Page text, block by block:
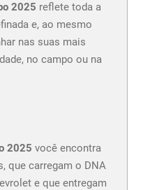
2025 reflete toda a
e, ao mesmo
nas suas mais
no campo ou na
2025 você encontra
que carregam o DNA
e que entregam